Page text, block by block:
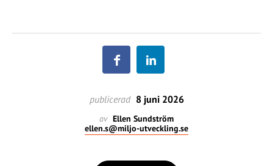
publicerad 8 juni 2026
av Ellen Sundström
ellen.s@miljo-utveckling.se